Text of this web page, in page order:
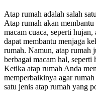
Atap rumah adalah salah
Atap rumah akan
macam cuaca, seperti
dapat membantu menjaga
rumah. Namun, atap rumah
berbagai macam hal,
Ketika atap rumah Anda
memperbaikinya agar
satu jenis atap rumah yang